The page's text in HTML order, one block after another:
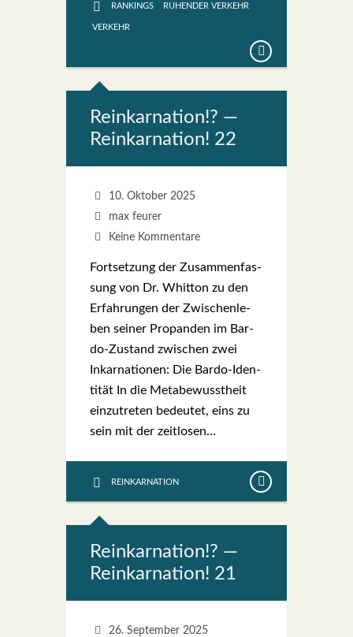
RANKINGS RUHENDER VERKEHR
VERKEHR
Reinkar­na­ti­on!? —
Reinkar­na­ti­on! 22
10. Oktober 2025
max feurer
Keine Kommentare
Fort­set­zung der Zusam­men­fas­
sung von Dr. Whit­ton zu den
Erfah­run­gen der Zwi­schen­le­
ben sei­ner Pro­pan­den im Bar­­
do-Zustand zwi­schen zwei
Inkar­na­tio­nen: Die Bar­­do-Iden­­
ti­­tät In die Meta­be­wusst­heit
ein­zu­tre­ten bedeu­tet, eins zu
sein mit der zeit­lo­sen…
REINKARNATION
Reinkar­na­ti­on!? —
Reinkar­na­ti­on! 21
26. September 2025